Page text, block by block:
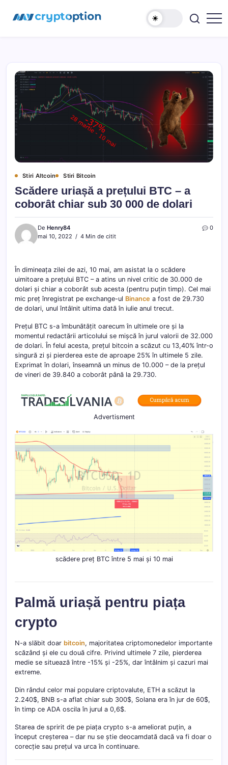
MyCryptOption
Stiri Altcoin Stiri Bitcoin
Scădere uriașă a prețului BTC – a
coborât chiar sub 30 000 de dolari
De Henry84
mai 10, 2022
4 Min de citit
0
În dimineața zilei de azi, 10 mai, am asistat la o scădere
uimitoare a prețului BTC – a atins un nivel critic de 30.000 de
dolari și chiar a coborât sub acesta (pentru puțin timp). Cel mai
mic preț înregistrat pe exchange-ul Binance a fost de 29.730
de dolari, unul întâlnit ultima dată în iulie anul trecut.
Prețul BTC s-a îmbunătățit oarecum în ultimele ore și la
momentul redactării articolului se mișcă în jurul valorii de 32.000
de dolari. În felul acesta, prețul bitcoin a scăzut cu 13,40% într-o
singură zi și pierderea este de aproape 25% în ultimele 5 zile.
Exprimat în dolari, înseamnă un minus de 10.000 – de la prețul
de vineri de 39.840 a coborât până la 29.730.
Advertisment
scădere preț BTC între 5 mai și 10 mai
Palmă uriașă pentru piața
crypto
N-a slăbit doar bitcoin, majoritatea criptomonedelor importante
scăzând și ele cu două cifre. Privind ultimele 7 zile, pierderea
medie se situează între -15% și -25%, dar întâlnim și cazuri mai
extreme.
Din rândul celor mai populare criptovalute, ETH a scăzut la
2.240$, BNB s-a aflat chiar sub 300$, Solana era în jur de 60$,
în timp ce ADA oscila în jurul a 0,6$.
Starea de spririt de pe piața crypto s-a ameliorat puțin, a
început creșterea – dar nu se știe deocamdată dacă va fi doar o
corecție sau prețul va urca în continuare.